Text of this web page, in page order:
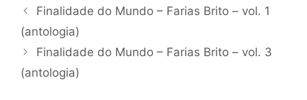
Finalidade do Mundo – Farias Brito – vol. 1
(antologia)
Finalidade do Mundo – Farias Brito – vol. 3
(antologia)